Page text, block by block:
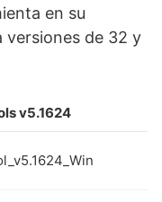
en su
versiones de 32 y
v5.1624